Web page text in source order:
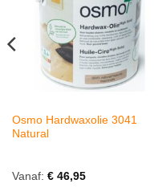
Osmo Hardwaxolie 3041
Natural
Vanaf: €46,95